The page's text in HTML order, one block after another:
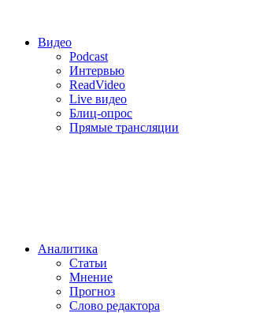
Видео
Podcast
Интервью
ReadVideo
Live видео
Блиц-опрос
Прямые трансляции
Аналитика
Статьи
Мнение
Прогноз
Cлово редактора